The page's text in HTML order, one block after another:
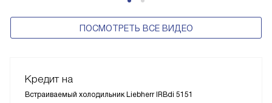
ПОСМОТРЕТЬ ВСЕ ВИДЕО
Кредит на
Встраиваемый холодильник Liebherr IRBdi 5151